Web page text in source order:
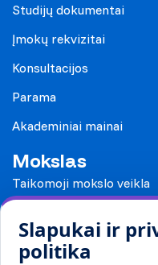
Slapukai ir
politika
Studijų dokumentai
Įmokų rekvizitai
Konsultacijos
Parama
Akademiniai mainai
Mokslas
Taikomoji mokslo veikla
Mokykloms